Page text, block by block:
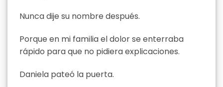
Nunca dije su nombre después.
Porque en mi familia el dolor se enterraba
rápido para que no pidiera explicaciones.
Daniela pateó la puerta.